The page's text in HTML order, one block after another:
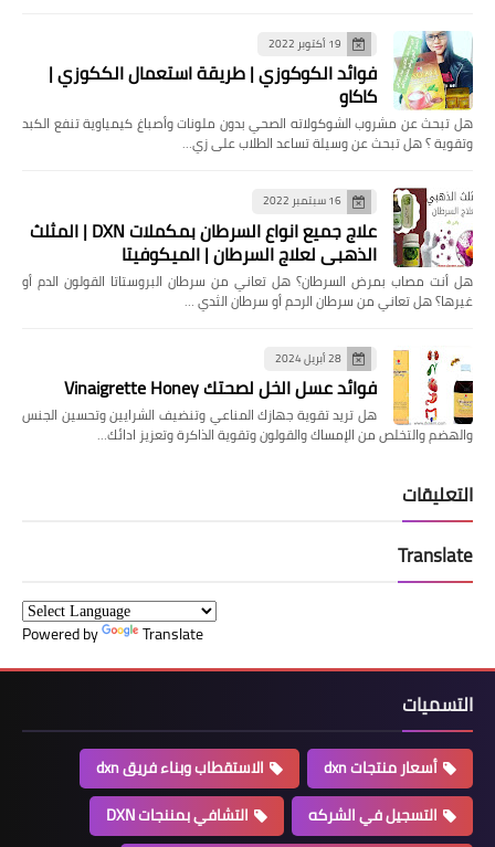
19 أكتوبر 2022
فوائد الكوكوزي | طريقة استعمال الككوزي |
كاكاو
هل تبحث عن مشروب الشوكولاته الصحي بدون ملونات وأصباغ كيمياوية تنفع الكبد
وتقوية ؟ هل تبحث عن وسيلة تساعد الطلاب على زي…
16 سبتمبر 2022
علاج جميع انواع السرطان بمكملات DXN | المثلث
الذهبي لعلاج السرطان | الميكوفيتا
هل ‏أنت مصاب بمرض السرطان؟ هل تعاني من سرطان البروستاتا القولون الدم أو
غيرها؟ ‏هل تعاني من سرطان الرحم أو سرطان الثدي …
28 أبريل 2024
فوائد عسل الخل لصحتك Vinaigrette Honey
هل تريد تقوية جهازك المناعي وتنضيف الشرايين وتحسين الجنس
والهضم والتخلص من الإمساك والقولون وتقوية الذاكرة وتعزيز ادائك…
التعليقات
Translate
Powered by Translate
التسميات
أسعار منتجات dxn
الاستقطاب وبناء فريق dxn
التسجيل في الشركه
التشافي بمننجات DXN